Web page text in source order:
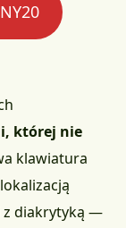
której nie
klawiatura
z diakrytyką —